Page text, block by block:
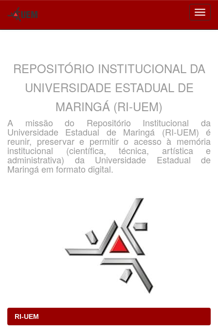
REPOSITÓRIO INSTITUCIONAL DA
UNIVERSIDADE ESTADUAL DE
MARINGÁ (RI-UEM)
A missão do Repositório Institucional da
Universidade Estadual de Maringá (RI-UEM) é
reunir, preservar e permitir o acesso à memória
institucional (científica, técnica, artística e
administrativa) da Universidade Estadual de
Maringá em formato digital.
RI-UEM